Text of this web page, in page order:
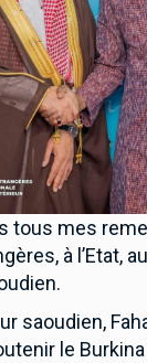
tous mes
à l’Etat,
saoudien,
le